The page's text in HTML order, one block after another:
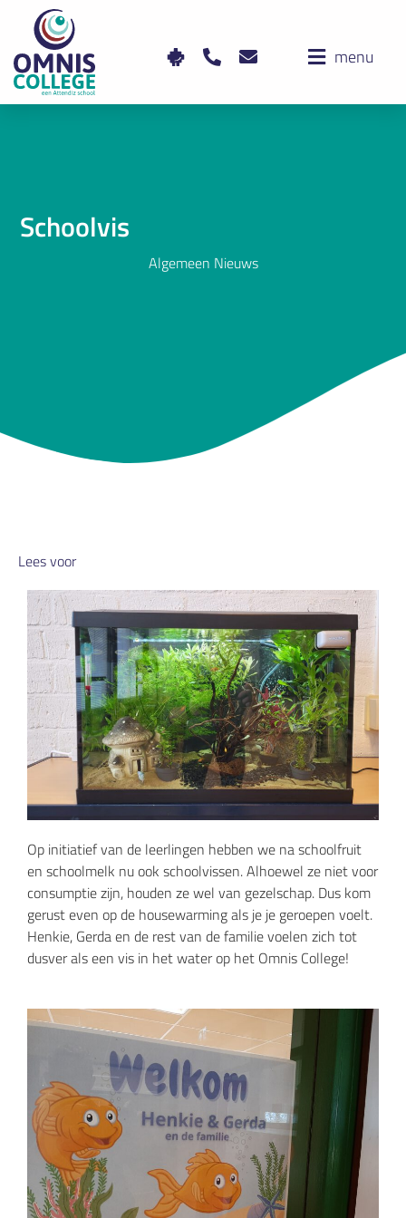
menu
Schoolvis
Algemeen Nieuws
Lees voor
Op initiatief van de leerlingen hebben we na schoolfruit
en schoolmelk nu ook schoolvissen. Alhoewel ze niet voor
consumptie zijn, houden ze wel van gezelschap. Dus kom
gerust even op de housewarming als je je geroepen voelt.
Henkie, Gerda en de rest van de familie voelen zich tot
dusver als een vis in het water op het Omnis College!